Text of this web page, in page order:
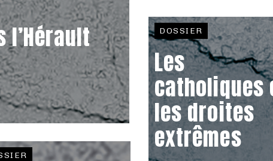
l’Hérault DOSSIER
Les
catholiques
les droites
extrêmes